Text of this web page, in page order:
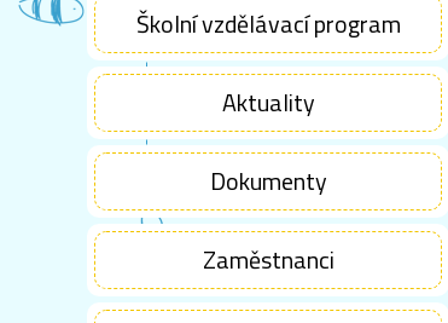
Školní vzdělávací program
Aktuality
Dokumenty
Zaměstnanci